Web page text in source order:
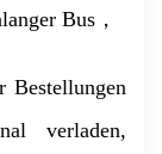
Bus，
Bestellungen
verladen,